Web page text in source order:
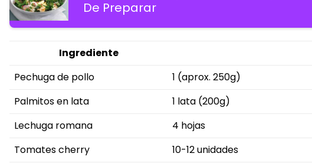
De Preparar
Ingrediente
Pechuga de pollo
1 (aprox. 250g)
Palmitos en lata
1 lata (200g)
Lechuga romana
4 hojas
Tomates cherry
10-12 unidades